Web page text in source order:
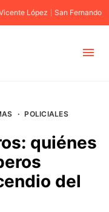
López San Fernando
· POLICIALES
quiénes
del